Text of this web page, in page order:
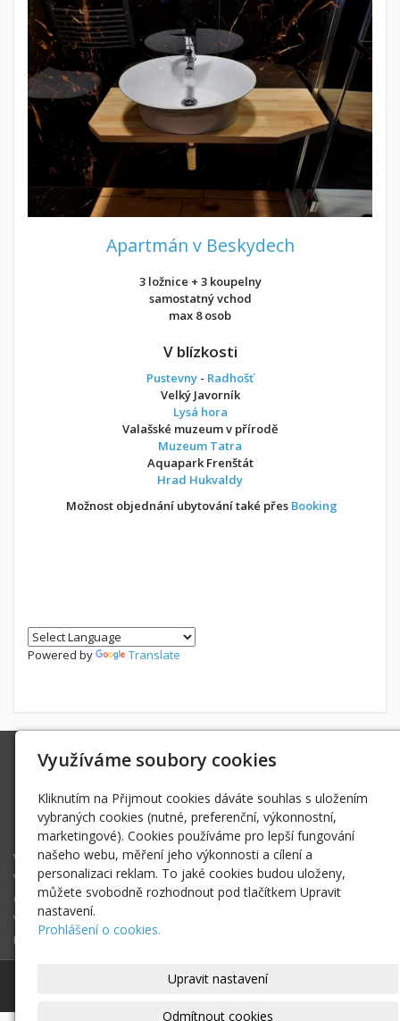
Apartmán v Beskydech
3 ložnice + 3 koupelny
samostatný vchod
max 8 osob
V blízkosti
Pustevny - Radhošť
Velký Javorník
Lysá hora
Valašské muzeum v přírodě
Muzeum Tatra
Aquapark Frenštát
Hrad Hukvaldy
Možnost objednání ubytování také přes Booking
Powered by Translate
Ing. Radek Hoďák
IČ: 18979661
radek@hodak.cz
Webkamery na horách
Vlož webkameru
O projektu webkamery na horách
Vyhledej webkameru ...
Fotogalerie
Ing. Radek Hoďák|Mapa webu
Využíváme soubory cookies
Kliknutím na Přijmout cookies dáváte souhlas s uložením
vybraných cookies (nutné, preferenční, výkonnostní,
marketingové). Cookies používáme pro lepší fungování
našeho webu, měření jeho výkonnosti a cílení a
personalizaci reklam. To jaké cookies budou uloženy,
můžete svobodně rozhodnout pod tlačítkem Upravit
nastavení.
Prohlášení o cookies.
Upravit nastavení
Odmítnout cookies